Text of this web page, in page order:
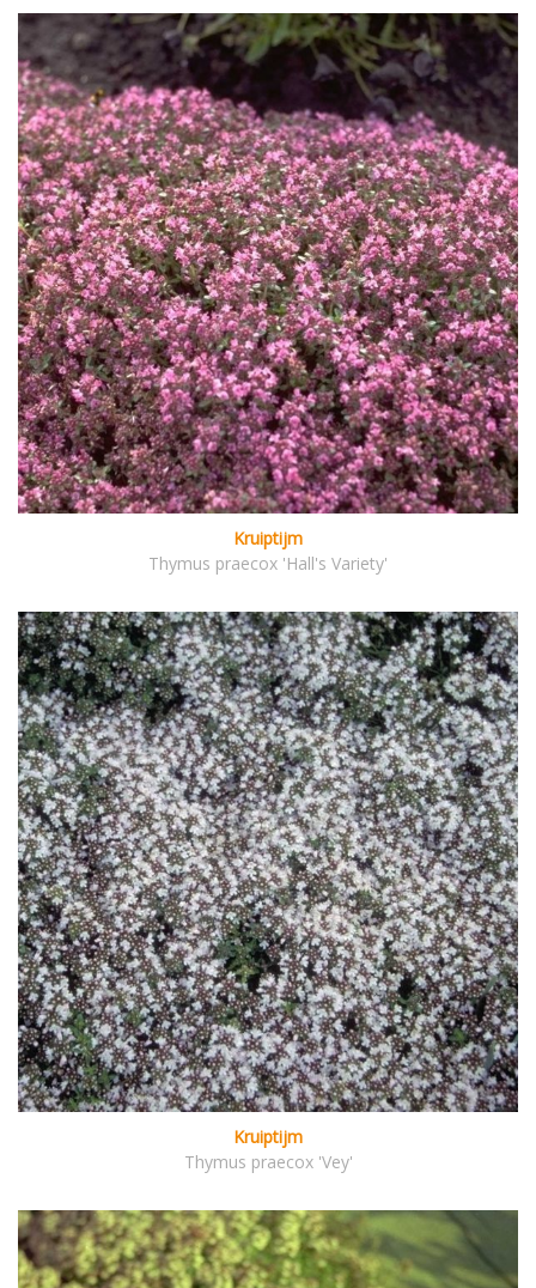
Kruiptijm
Thymus praecox 'Hall's Variety'
Kruiptijm
Thymus praecox 'Vey'